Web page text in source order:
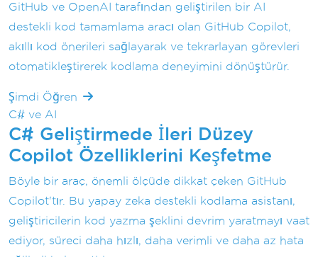
GitHub ve OpenAI tarafından geliştirilen bir AI
destekli kod tamamlama aracı olan GitHub Copilot,
akıllı kod önerileri sağlayarak ve tekrarlayan görevleri
otomatikleştirerek kodlama deneyimini dönüştürür.
Şimdi Öğren
C# ve AI
C# Geliştirmede İleri Düzey
Copilot Özelliklerini Keşfetme
Böyle bir araç, önemli ölçüde dikkat çeken GitHub
Copilot'tır. Bu yapay zeka destekli kodlama asistanı,
geliştiricilerin kod yazma şeklini devrim yaratmayı vaat
ediyor, süreci daha hızlı, daha verimli ve daha az hata